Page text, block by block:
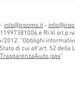
info@irooms.it-
e Ri.Vi srl
“Obblighi
di cui all’art. 52 della
”